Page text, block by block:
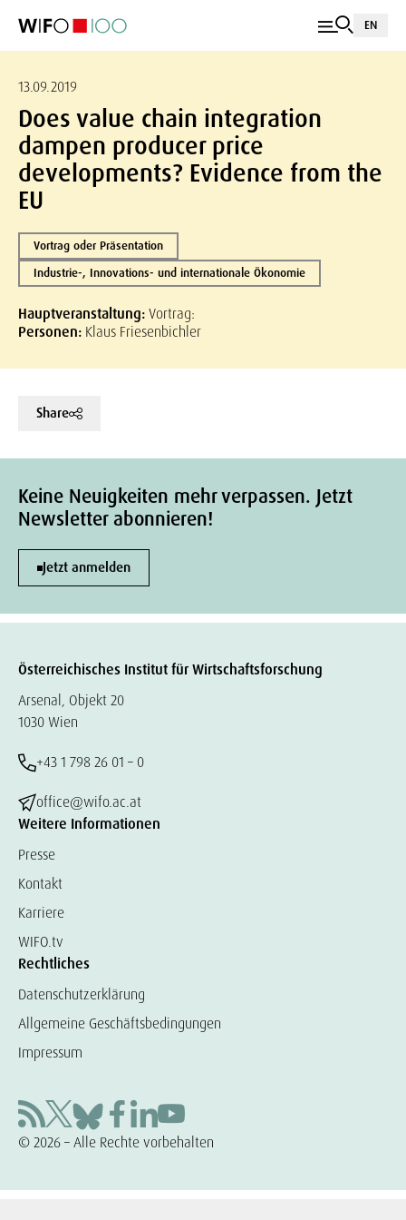
EN
13.09.2019
Does value chain integration
dampen producer price
developments? Evidence from the
EU
Vortrag oder Präsentation
Industrie-, Innovations- und internationale Ökonomie
Hauptveranstaltung:Vortrag:
Personen: Klaus Friesenbichler
Share
Keine Neuigkeiten mehr verpassen. Jetzt
Newsletter abonnieren!
Jetzt anmelden
Österreichisches Institut für Wirtschaftsforschung
Arsenal, Objekt 20
1030 Wien
+43 1 798 26 01 – 0
office@wifo.ac.at
Weitere Informationen
Presse
Kontakt
Karriere
WIFO.tv
Rechtliches
Datenschutzerklärung
Allgemeine Geschäftsbedingungen
Impressum
© 2026 – Alle Rechte vorbehalten